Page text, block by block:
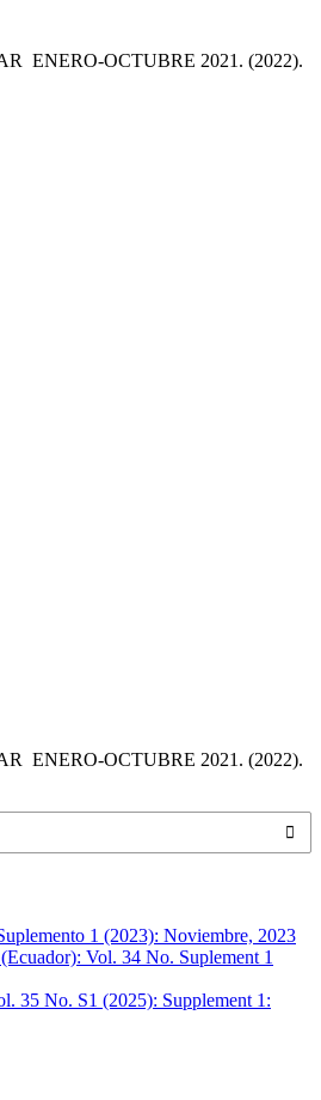
ENERO-OCTUBRE 2021. (2022).
ENERO-OCTUBRE 2021. (2022).
1 (2023): Noviembre, 2023
Vol. 34 No. Suplement 1
35 No. S1 (2025): Supplement 1: